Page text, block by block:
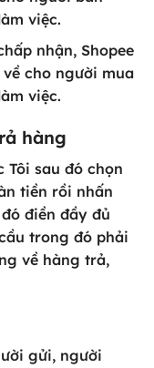
việc.
nhận, Shopee
cho người mua
việc.
hàng
Tôi sau đó chọn
tiền rồi nhấn
điền đầy đủ
trong đó phải
về hàng trả,
gửi, người